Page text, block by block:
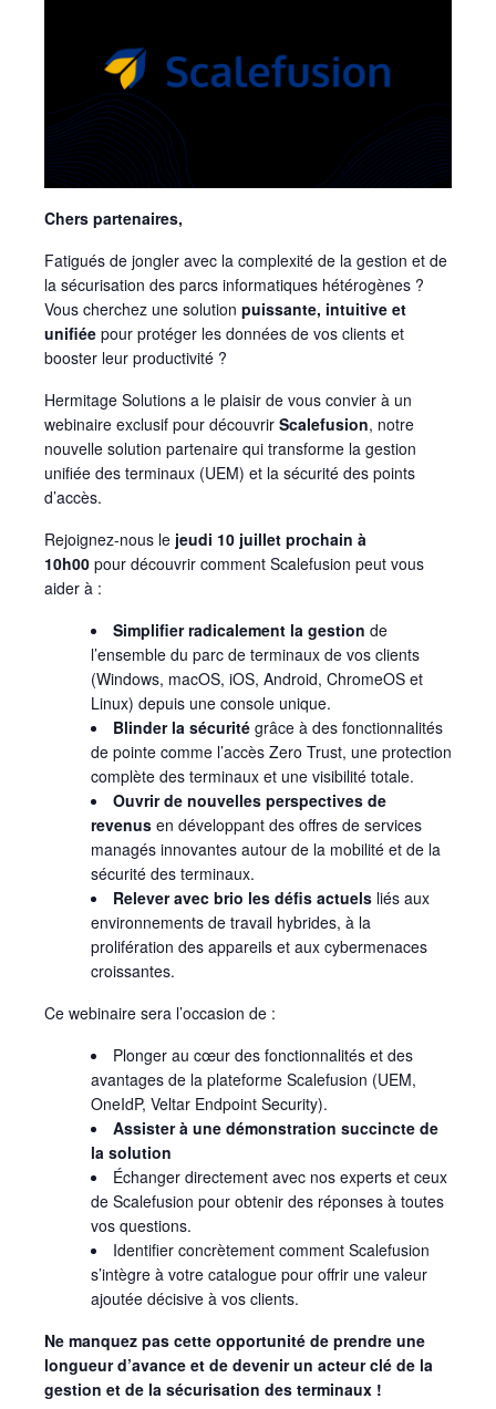
Chers partenaires,
Fatigués de jongler avec la complexité de la gestion et de
la sécurisation des parcs informatiques hétérogènes ?
Vous cherchez une solution puissante, intuitive et
unifiée pour protéger les données de vos clients et
booster leur productivité ?
Hermitage Solutions a le plaisir de vous convier à un
webinaire exclusif pour découvrir Scalefusion, notre
nouvelle solution partenaire qui transforme la gestion
unifiée des terminaux (UEM) et la sécurité des points
d’accès.
Rejoignez-nous le jeudi 10 juillet prochain à
10h00 pour découvrir comment Scalefusion peut vous
aider à :
Simplifier radicalement la gestion de
l’ensemble du parc de terminaux de vos clients
(Windows, macOS, iOS, Android, ChromeOS et
Linux) depuis une console unique.
Blinder la sécurité grâce à des fonctionnalités
de pointe comme l’accès Zero Trust, une protection
complète des terminaux et une visibilité totale.
Ouvrir de nouvelles perspectives de
revenus en développant des offres de services
managés innovantes autour de la mobilité et de la
sécurité des terminaux.
Relever avec brio les défis actuels liés aux
environnements de travail hybrides, à la
prolifération des appareils et aux cybermenaces
croissantes.
Ce webinaire sera l’occasion de :
Plonger au cœur des fonctionnalités et des
avantages de la plateforme Scalefusion (UEM,
OneIdP, Veltar Endpoint Security).
Assister à une démonstration succincte de
la solution
Échanger directement avec nos experts et ceux
de Scalefusion pour obtenir des réponses à toutes
vos questions.
Identifier concrètement comment Scalefusion
s’intègre à votre catalogue pour offrir une valeur
ajoutée décisive à vos clients.
Ne manquez pas cette opportunité de prendre une
longueur d’avance et de devenir un acteur clé de la
gestion et de la sécurisation des terminaux !